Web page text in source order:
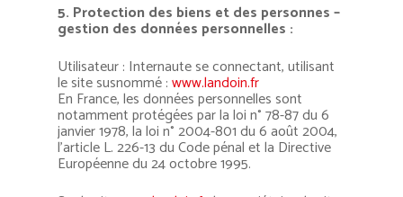
5. Protection des biens et des personnes –
gestion des données personnelles :
Utilisateur : Internaute se connectant, utilisant
le site susnommé :www.landoin.fr
En France, les données personnelles sont
notamment protégées par la loi n° 78-87 du 6
janvier 1978, la loi n° 2004-801 du 6 août 2004,
l’article L. 226-13 du Code pénal et la Directive
Européenne du 24 octobre 1995.
Actualités
EKKO
FREESBY
LANDBOX
Bras tournant
BOOM
LANDBOOM
Robots
Banderoleuse horizontale
WRAPPY
Adhésiveuse
Films étirables
Films pré étirés
Films macro-perforés
Films alimentaires
Autres films
Adhésifs et krafts
Adhésifs
Krafts gommés
Nos colles
Hot Melt
Colles Vinyliques
Autres colles
Emballage et calage
Calages
Calage « solide »
Autres emballages
Informations générales
Contactez nous
Accès Privé